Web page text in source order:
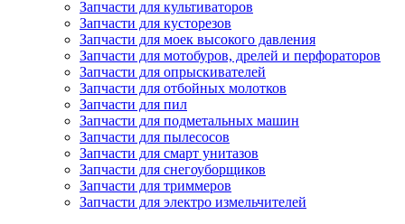
Запчасти для культиваторов
Запчасти для кусторезов
Запчасти для моек высокого давления
Запчасти для мотобуров, дрелей и перфораторов
Запчасти для опрыскивателей
Запчасти для отбойных молотков
Запчасти для пил
Запчасти для подметальных машин
Запчасти для пылесосов
Запчасти для смарт унитазов
Запчасти для снегоуборщиков
Запчасти для триммеров
Запчасти для электро измельчителей